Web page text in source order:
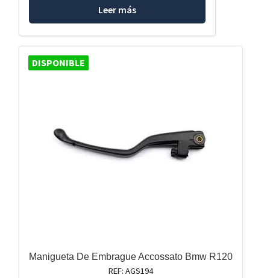
Leer más
DISPONIBLE
Manigueta De Embrague Accossato Bmw R120
REF: AGS194